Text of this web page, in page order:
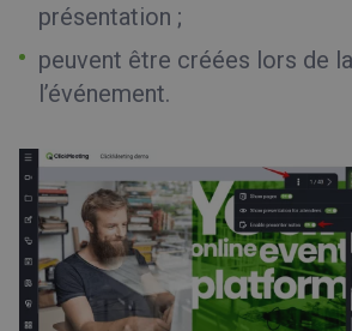
présentation ;
peuvent être créées lors de
l’événement.